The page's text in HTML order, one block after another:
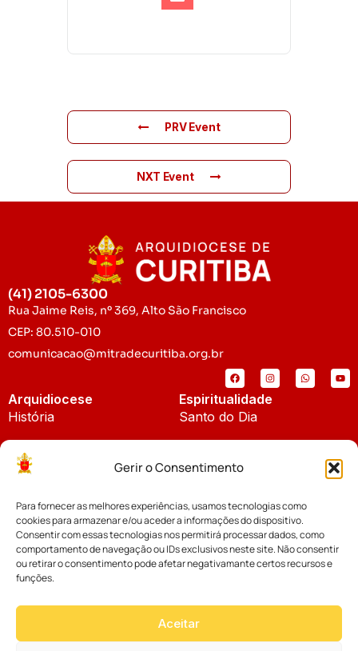
Gerir o Consentimento
Para fornecer as melhores experiências, usamos tecnologias como
cookies para armazenar e/ou aceder a informações do dispositivo.
Consentir com essas tecnologias nos permitirá processar dados, como
comportamento de navegação ou IDs exclusivos neste site. Não consentir
ou retirar o consentimento pode afetar negativamante certos recursos e
funções.
Aceitar
PRV Event
NXT Event
(41) 2105-6300
Rua Jaime Reis, nº 369, Alto São Francisco
CEP: 80.510-010
comunicacao@mitradecuritiba.org.br
Arquidiocese
História
Padroeira
Espiritualidade
Santo do Dia
Notícias
Notícias da Arquidiocese
Notícias Cáritas
Palavra dos Bispos
Cúria Diocesana
Fundo Diocesano
Vicariatos da Educação